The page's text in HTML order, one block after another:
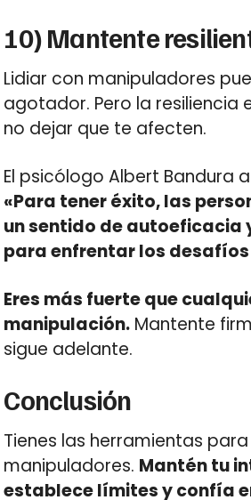
10) Mantente
Lidiar con manipuladores
agotador. Pero la resiliencia
no dejar que te afecten.
El psicólogo Albert Bandura
«Para tener éxito, las
un sentido de autoeficacia
para enfrentar los
Eres más fuerte que
manipulación. Mantente
sigue adelante.
Conclusión
Tienes las herramientas
manipuladores. Mantén tu
establece límites y confía